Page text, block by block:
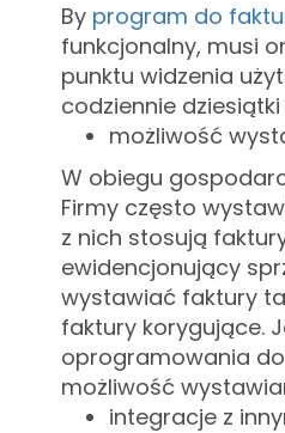
By program do
funkcjonalny, musi
punktu widzenia
codziennie
możliwość
W obiegu
Firmy często
z nich stosują
ewidencjonujący
wystawiać faktury
faktury korygujące.
oprogramowania
możliwość
integracje z